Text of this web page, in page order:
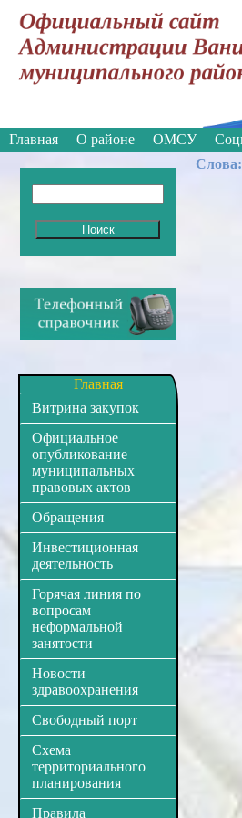
Версия
Главная О районе ОМСУ
Главная
Витрина закупок
Официальное
опубликование
муниципальных
правовых актов
Обращения
Инвестиционная
деятельность
Горячая линия по
вопросам
неформальной
занятости
Новости
здравоохранения
Свободный порт
Схема
территориального
планирования
Правила
Cлова: